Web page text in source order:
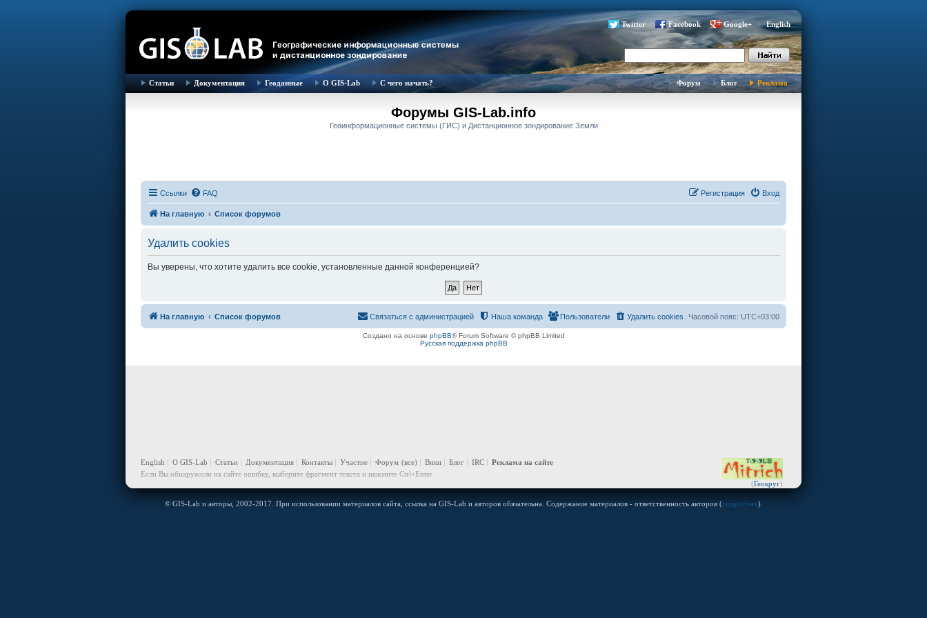
Twitter Facebook Google+ English
Статьи Документация Геоданные О GIS-Lab С чего начать? Форум Блог Реклама
Форумы GIS-Lab.info
Геоинформационные системы (ГИС) и Дистанционное зондирование Земли
Ссылки FAQ Вход
Регистрация
На главную Список форумов
Удалить cookies
Вы уверены, что хотите удалить все cookie, установленные данной конференцией?
На главную Список форумов Часовой пояс: UTC+03:00
Удалить cookies
Пользователи
Наша команда
Связаться с администрацией
Создано на основе phpBB® Forum Software © phpBB Limited
Русская поддержка phpBB
(Геокруг)
English О GIS-Lab Статьи Документация Контакты Участие Форум (все) Вики Блог IRC
Реклама на сайте
Если Вы обнаружили на сайте ошибку, выберите фрагмент текста и нажмите Ctrl+Enter
© GIS-Lab и авторы, 2002-2017. При использовании материалов сайта, ссылка на GIS-Lab и авторов обязательна. Содержание материалов - ответственность авторов (подробнее).